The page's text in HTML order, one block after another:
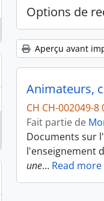
Options de
Aperçu avant
Animateurs,
CH CH-002049-8
Fait partie de
Documents sur
l'enseignement
une… Read more